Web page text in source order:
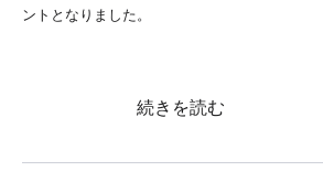
ントとなりました。
続きを読む